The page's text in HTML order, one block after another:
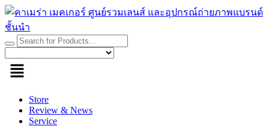
Skip
to
content
Store
Review & News
Service